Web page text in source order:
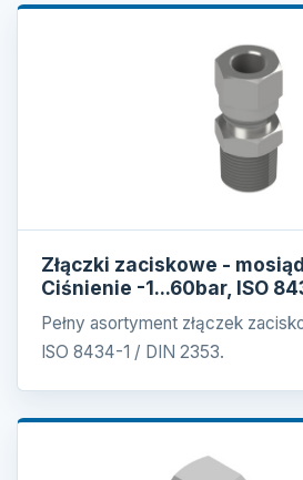
Złączki zaciskowe -
Ciśnienie -1...60bar, ISO
Pełny asortyment złączek
ISO 8434-1 / DIN 2353.